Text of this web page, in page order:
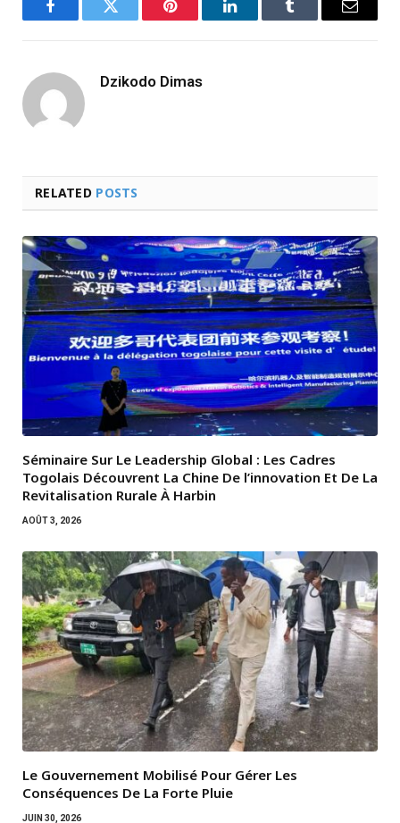
FacebookTwitter Pinterest LinkedInTumblr Email
Dzikodo Dimas
RELATED POSTS
Séminaire Sur Le Leadership Global : Les Cadres
Togolais Découvrent La Chine De l’innovation Et De La
Revitalisation Rurale À Harbin
AOÛT 3, 2026
Le Gouvernement Mobilisé Pour Gérer Les
Conséquences De La Forte Pluie
JUIN 30, 2026